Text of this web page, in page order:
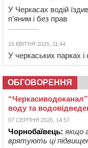
У Черкасах водій
п’яним і без прав
15 КВІТНЯ 2026, 11:44
У черкаських парках і
ОБГОВОРЕННЯ
воду та
07 СЕРПНЯ 2026, 14:57
Чорнобаївець: якщо
врятують ці